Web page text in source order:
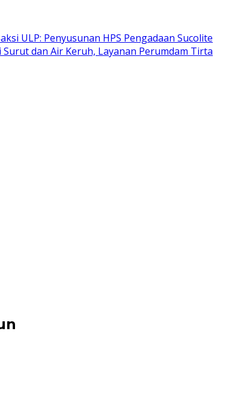
ULP: Penyusunan HPS Pengadaan Sucolite
Surut dan Air Keruh, Layanan Perumdam Tirta